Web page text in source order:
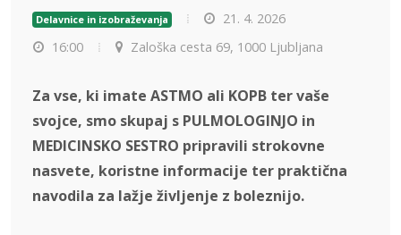
Delavnice in izobraževanja
21. 4. 2026
16:00
Zaloška cesta 69, 1000 Ljubljana
Za vse, ki imate ASTMO ali KOPB ter vaše
svojce, smo skupaj s PULMOLOGINJO in
MEDICINSKO SESTRO pripravili strokovne
nasvete, koristne informacije ter praktična
navodila za lažje življenje z boleznijo.